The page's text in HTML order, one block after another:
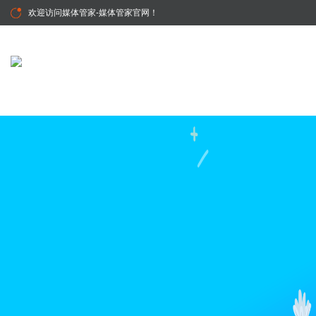
欢迎访问媒体管家-媒体管家官网 ！